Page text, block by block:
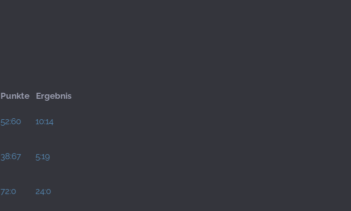
Punkte Ergebnis
52:60 10:14
38:67 5:19
72:0 24:0